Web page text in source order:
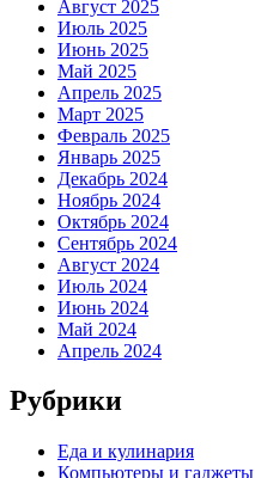
Август 2025
Июль 2025
Июнь 2025
Май 2025
Апрель 2025
Март 2025
Февраль 2025
Январь 2025
Декабрь 2024
Ноябрь 2024
Октябрь 2024
Сентябрь 2024
Август 2024
Июль 2024
Июнь 2024
Май 2024
Апрель 2024
Рубрики
Еда и кулинария
Компьютеры и гаджеты